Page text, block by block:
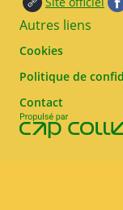
Autres liens
Cookies
Politique de
Contact